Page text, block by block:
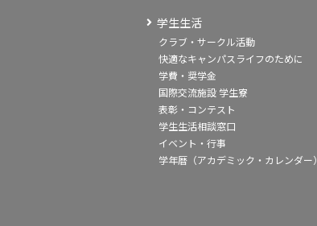
学生生活
クラブ・サークル活動
快適なキャンパスライフのために
学費・奨学金
国際交流施設 学生寮
表彰・コンテスト
学生生活相談窓口
イベント・行事
学年暦（アカデミック・カレンダー）